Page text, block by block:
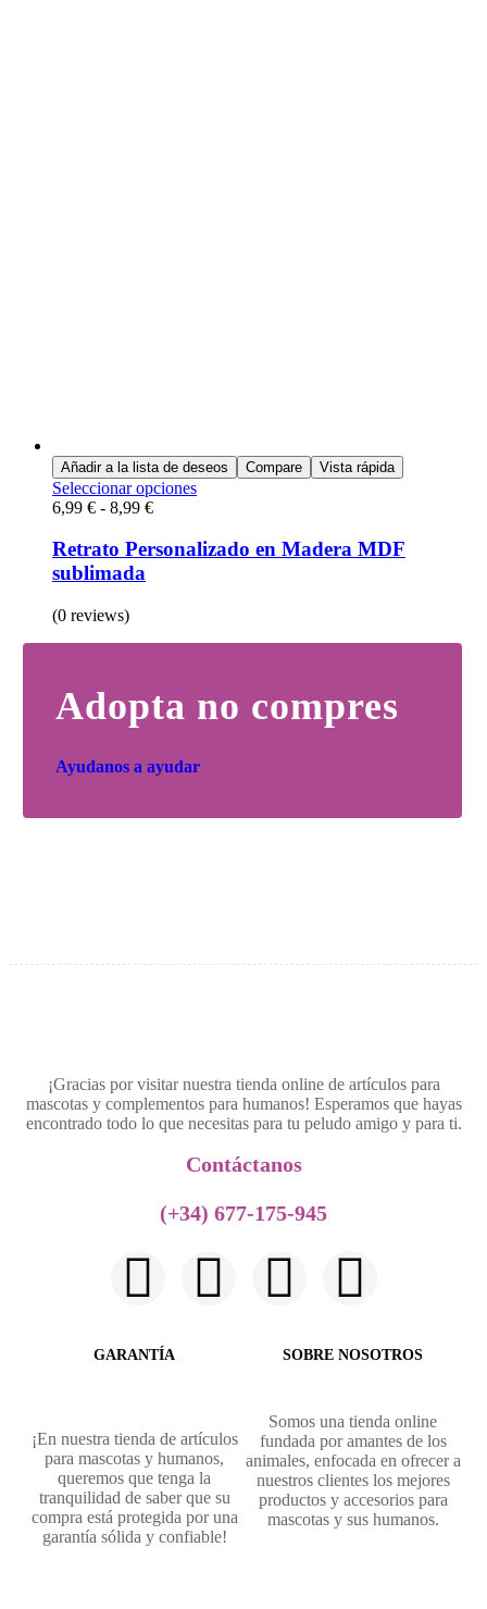
Añadir a la lista de deseos Compare Vista rápida
Seleccionar opciones
6,99 € - 8,99 €
Retrato Personalizado en Madera MDF
sublimada
(0 reviews)
Adopta no compres
Ayudanos a ayudar
¡Gracias por visitar nuestra tienda online de artículos para
mascotas y complementos para humanos! Esperamos que hayas
encontrado todo lo que necesitas para tu peludo amigo y para ti.
Contáctanos​
(+34) 677-175-945
GARANTÍA
¡En nuestra tienda de artículos
para mascotas y humanos,
queremos que tenga la
tranquilidad de saber que su
compra está protegida por una
garantía sólida y confiable!
SOBRE NOSOTROS
Somos una tienda online
fundada por amantes de los
animales, enfocada en ofrecer a
nuestros clientes los mejores
productos y accesorios para
mascotas y sus humanos.